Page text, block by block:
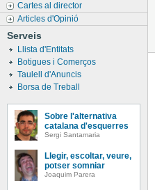
Cartes al director
Articles d'Opinió
Serveis
Llista d'Entitats
Botigues i Comerços
Taulell d'Anuncis
Borsa de Treball
Sobre l'alternativa
catalana d'esquerres
Sergi Santamaria
Llegir, escoltar, veure,
potser somniar
Joaquim Parera